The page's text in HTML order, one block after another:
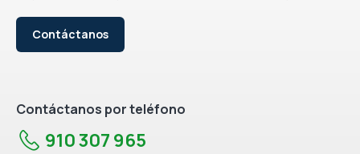
Contáctanos
Contáctanos por teléfono
910 307 965